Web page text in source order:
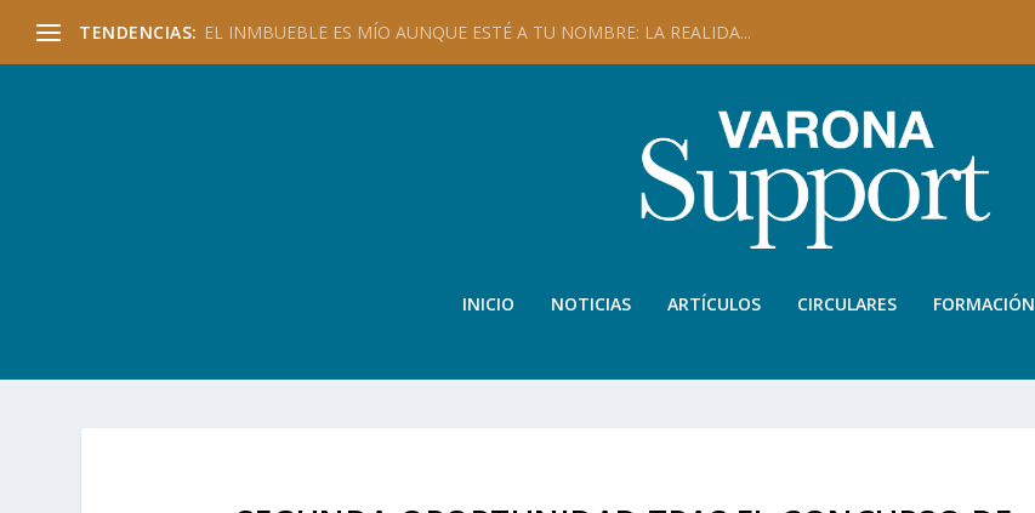
TENDENCIAS: EL INMBUEBLE ES MÍO AUNQUE ESTÉ A TU NOMBRE: LA REALIDA...
INICIO NOTICIAS ARTÍCULOS CIRCULARES FORMACIÓN